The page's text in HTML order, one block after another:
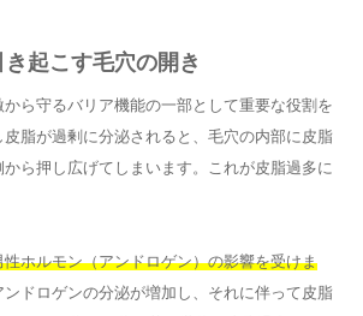
き起こす毛穴の開き
ら守るバリア機能の一部として重要な役割を
脂が過剰に分泌されると、毛穴の内部に皮脂
ら押し広げてしまいます。これが皮脂過多に
性ホルモン（アンドロゲン）の影響を受けま
ドロゲンの分泌が増加し、それに伴って皮脂